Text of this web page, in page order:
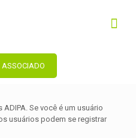
ASSOCIADO
Se você é um usuário
usuários podem se registrar